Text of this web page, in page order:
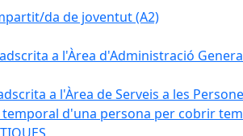
da de joventut (A2)
a l'Àrea d'Administració
a l'Àrea de Serveis a les
d'una persona per cobrir